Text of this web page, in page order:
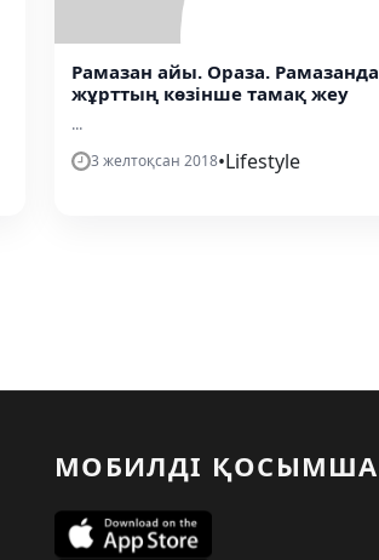
Рамазан айы. Ораза. Рамазанда
жұрттың көзінше тамақ жеу
...
3 желтоқсан 2018•Lifestyle
МОБИЛДІ ҚОСЫМША